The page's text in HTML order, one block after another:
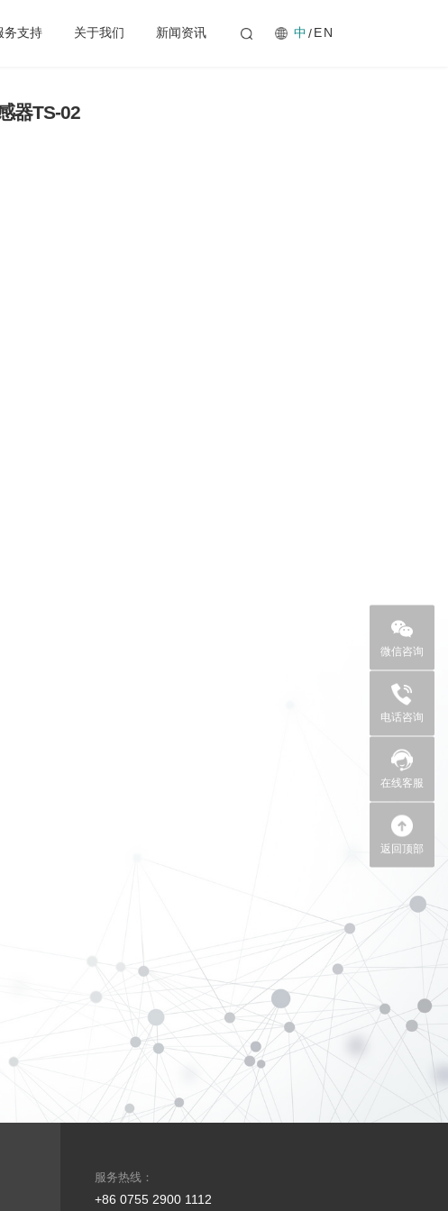
务支持 关于我们 新闻资讯 中 EN
器TS-02
服务热线：
+86 0755 2900 1112
微信咨询
电话咨询
+86
在线客服
返回顶部